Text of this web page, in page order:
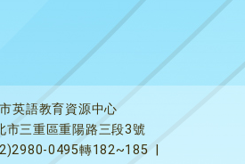
英語教育資源中心
市三重區重陽路三段3號
0495轉182~185